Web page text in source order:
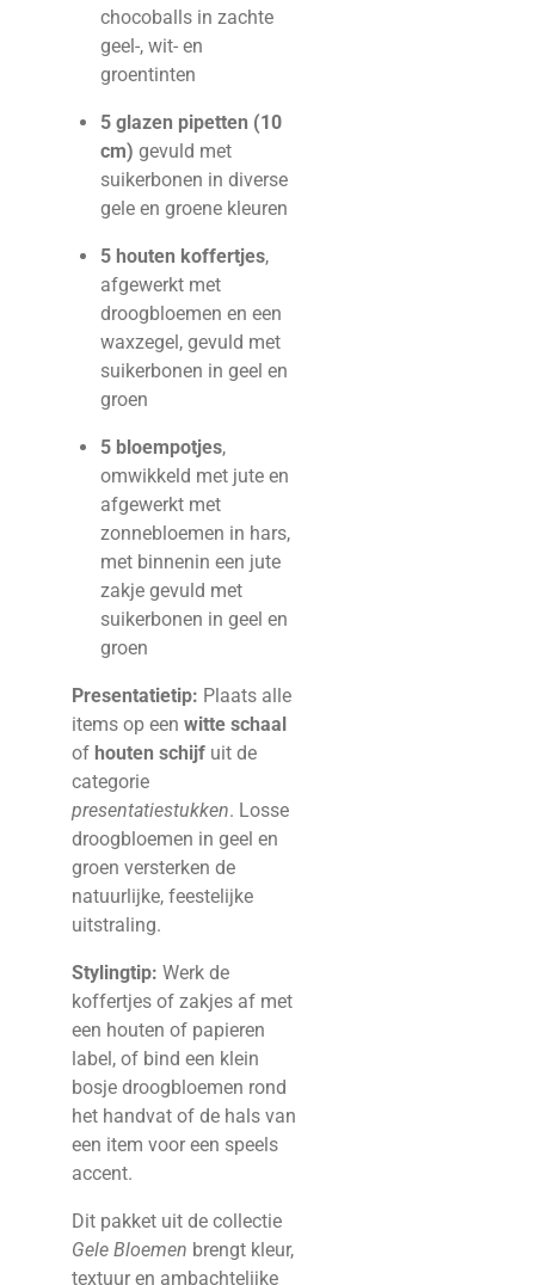
chocoballs in zachte
geel-, wit- en
groentinten
5 glazen pipetten (10
cm) gevuld met
suikerbonen in diverse
gele en groene kleuren
5 houten koffertjes,
afgewerkt met
droogbloemen en een
waxzegel, gevuld met
suikerbonen in geel en
groen
5 bloempotjes,
omwikkeld met jute en
afgewerkt met
zonnebloemen in hars,
met binnenin een jute
zakje gevuld met
suikerbonen in geel en
groen
Presentatietip: Plaats alle
items op een witte schaal
of houten schijf uit de
categorie
presentatiestukken. Losse
droogbloemen in geel en
groen versterken de
natuurlijke, feestelijke
uitstraling.
Stylingtip: Werk de
koffertjes of zakjes af met
een houten of papieren
label, of bind een klein
bosje droogbloemen rond
het handvat of de hals van
een item voor een speels
accent.
Dit pakket uit de collectie
Gele Bloemen brengt kleur,
textuur en ambachtelijke